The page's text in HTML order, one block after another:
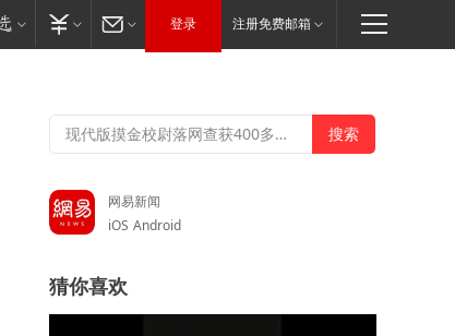
登录 注册免费邮箱
网易新闻
iOS Android
猜你喜欢